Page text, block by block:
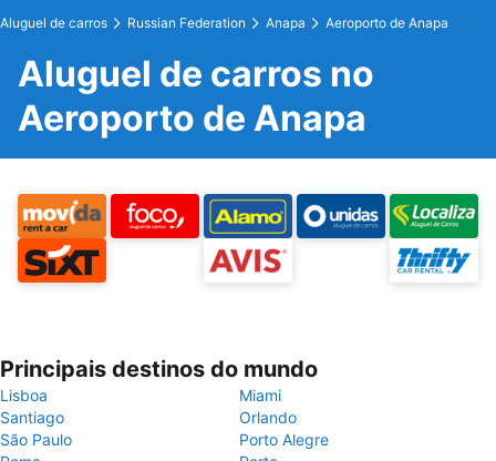
Aluguel de carros Russian Federation Anapa Aeroporto de Anapa
Aluguel de carros no
Aeroporto de Anapa
Principais destinos do mundo
Lisboa
Miami
Santiago
Orlando
São Paulo
Porto Alegre